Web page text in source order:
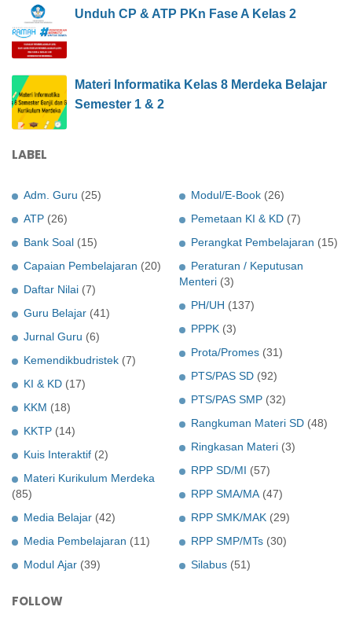
Unduh CP & ATP PKn Fase A Kelas 2
Materi Informatika Kelas 8 Merdeka Belajar
Semester 1 & 2
LABEL
Adm. Guru (25)
ATP (26)
Bank Soal (15)
Capaian Pembelajaran (20)
Daftar Nilai (7)
Guru Belajar (41)
Jurnal Guru (6)
Kemendikbudristek (7)
KI & KD (17)
KKM (18)
KKTP (14)
Kuis Interaktif (2)
Materi Kurikulum Merdeka
(85)
Media Belajar (42)
Media Pembelajaran (11)
Modul Ajar (39)
Modul/E-Book (26)
Pemetaan KI & KD (7)
Perangkat Pembelajaran (15)
Peraturan / Keputusan
Menteri (3)
PH/UH (137)
PPPK (3)
Prota/Promes (31)
PTS/PAS SD (92)
PTS/PAS SMP (32)
Rangkuman Materi SD (48)
Ringkasan Materi (3)
RPP SD/MI (57)
RPP SMA/MA (47)
RPP SMK/MAK (29)
RPP SMP/MTs (30)
Silabus (51)
FOLLOW